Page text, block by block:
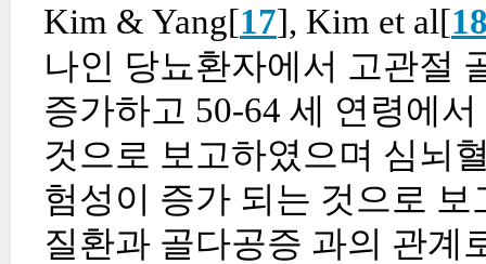
Kim & Yang[17], Kim et al[
나인 당뇨환자에서 고관절
증가하고 50-64 세 연령에
것으로 보고하였으며 심뇌
험성이 증가 되는 것으로
질환과 골다공증 과의 관계